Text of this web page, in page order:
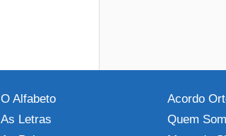
O Alfabeto
As Letras
Acordo
Quem